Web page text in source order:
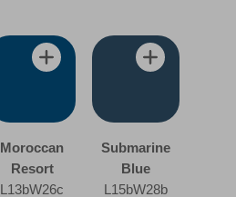
Moroccan
Resort
L13bW26c
Submarine
Blue
L15bW28b